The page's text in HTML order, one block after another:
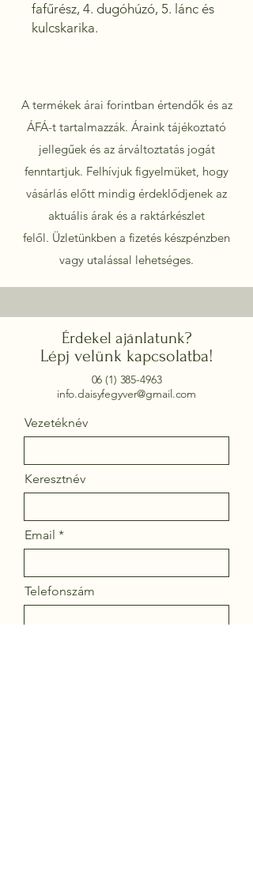
fafűrész, 4. dugóhúzó, 5. lánc és
kulcskarika.
A termékek árai forintban értendők és az
ÁFÁ-t tartalmazzák. Áraink tájékoztató
jellegűek és az árváltoztatás jogát
fenntartjuk. Felhívjuk figyelmüket, hogy
vásárlás előtt mindig érdeklődjenek az
aktuális árak és a raktárkészlet
felől. Üzletünkben a fizetés készpénzben
vagy utalással lehetséges.
Érdekel ajánlatunk?
Lépj velünk kapcsolatba!
06 (1) 385-4963
info.daisyfegyver@gmail.com
Vezetéknév
Keresztnév
Email
Telefonszám